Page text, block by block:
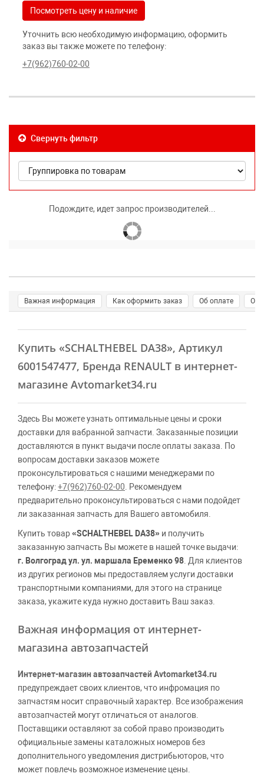
Посмотреть цену и наличие
Уточнить всю необходимую информацию, оформить
заказ вы также можете по телефону:
+7(962)760-02-00
Свернуть фильтр
Подождите, идет запрос производителей...
Важная информация Как оформить заказ Об оплате О
Купить «SCHALTHEBEL DA38», Артикул
6001547477, Бренда RENAULT в интернет-
магазине Avtomarket34.ru
Здесь Вы можете узнать оптимальные цены и сроки
доставки для вабранной запчасти. Заказанные позиции
доставляются в пункт выдачи после оплаты заказа. По
вопросам доставки заказов можете
проконсультироваться с нашими менеджерами по
телефону:+7(962)760-02-00 . Рекомендуем
предварительно проконсультироваться с нами подойдет
ли заказанная запчасть для Вашего автомобиля.
Купить товар«SCHALTHEBEL DA38» и получить
заказанную запчасть Вы можете в нашей точке выдачи:
г. Волгоград ул. ул. маршала Еременко 98 . Для клиентов
из других регионов мы предоставляем услуги доставки
транспортными компаниями, для этого на странице
заказа, укажите куда нужно доставить Ваш заказ.
Важная информация от интернет-
магазина автозапчастей
Интернет-магазин автозапчастей Avtomarket34.ru
предупреждает своих клиентов, что инфромация по
запчастям носит справочный характер. Все изображения
автозапчастей могут отличаться от аналогов.
Поставщики оставляют за собой право производить
официальные замены каталожных номеров без
дополнительного уведомления дистрибьюторов, что
может повлечь возможное изменение цены.